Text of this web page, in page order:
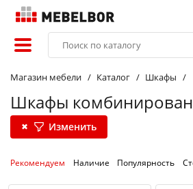
Магазин мебели Каталог Шкафы
Шкафы
Изменить
Рекомендуем Наличие Популярность